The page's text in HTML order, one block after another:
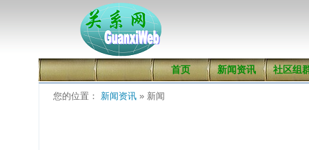
首页 新闻资讯 社区组
您的位置： 新闻资讯» 新闻